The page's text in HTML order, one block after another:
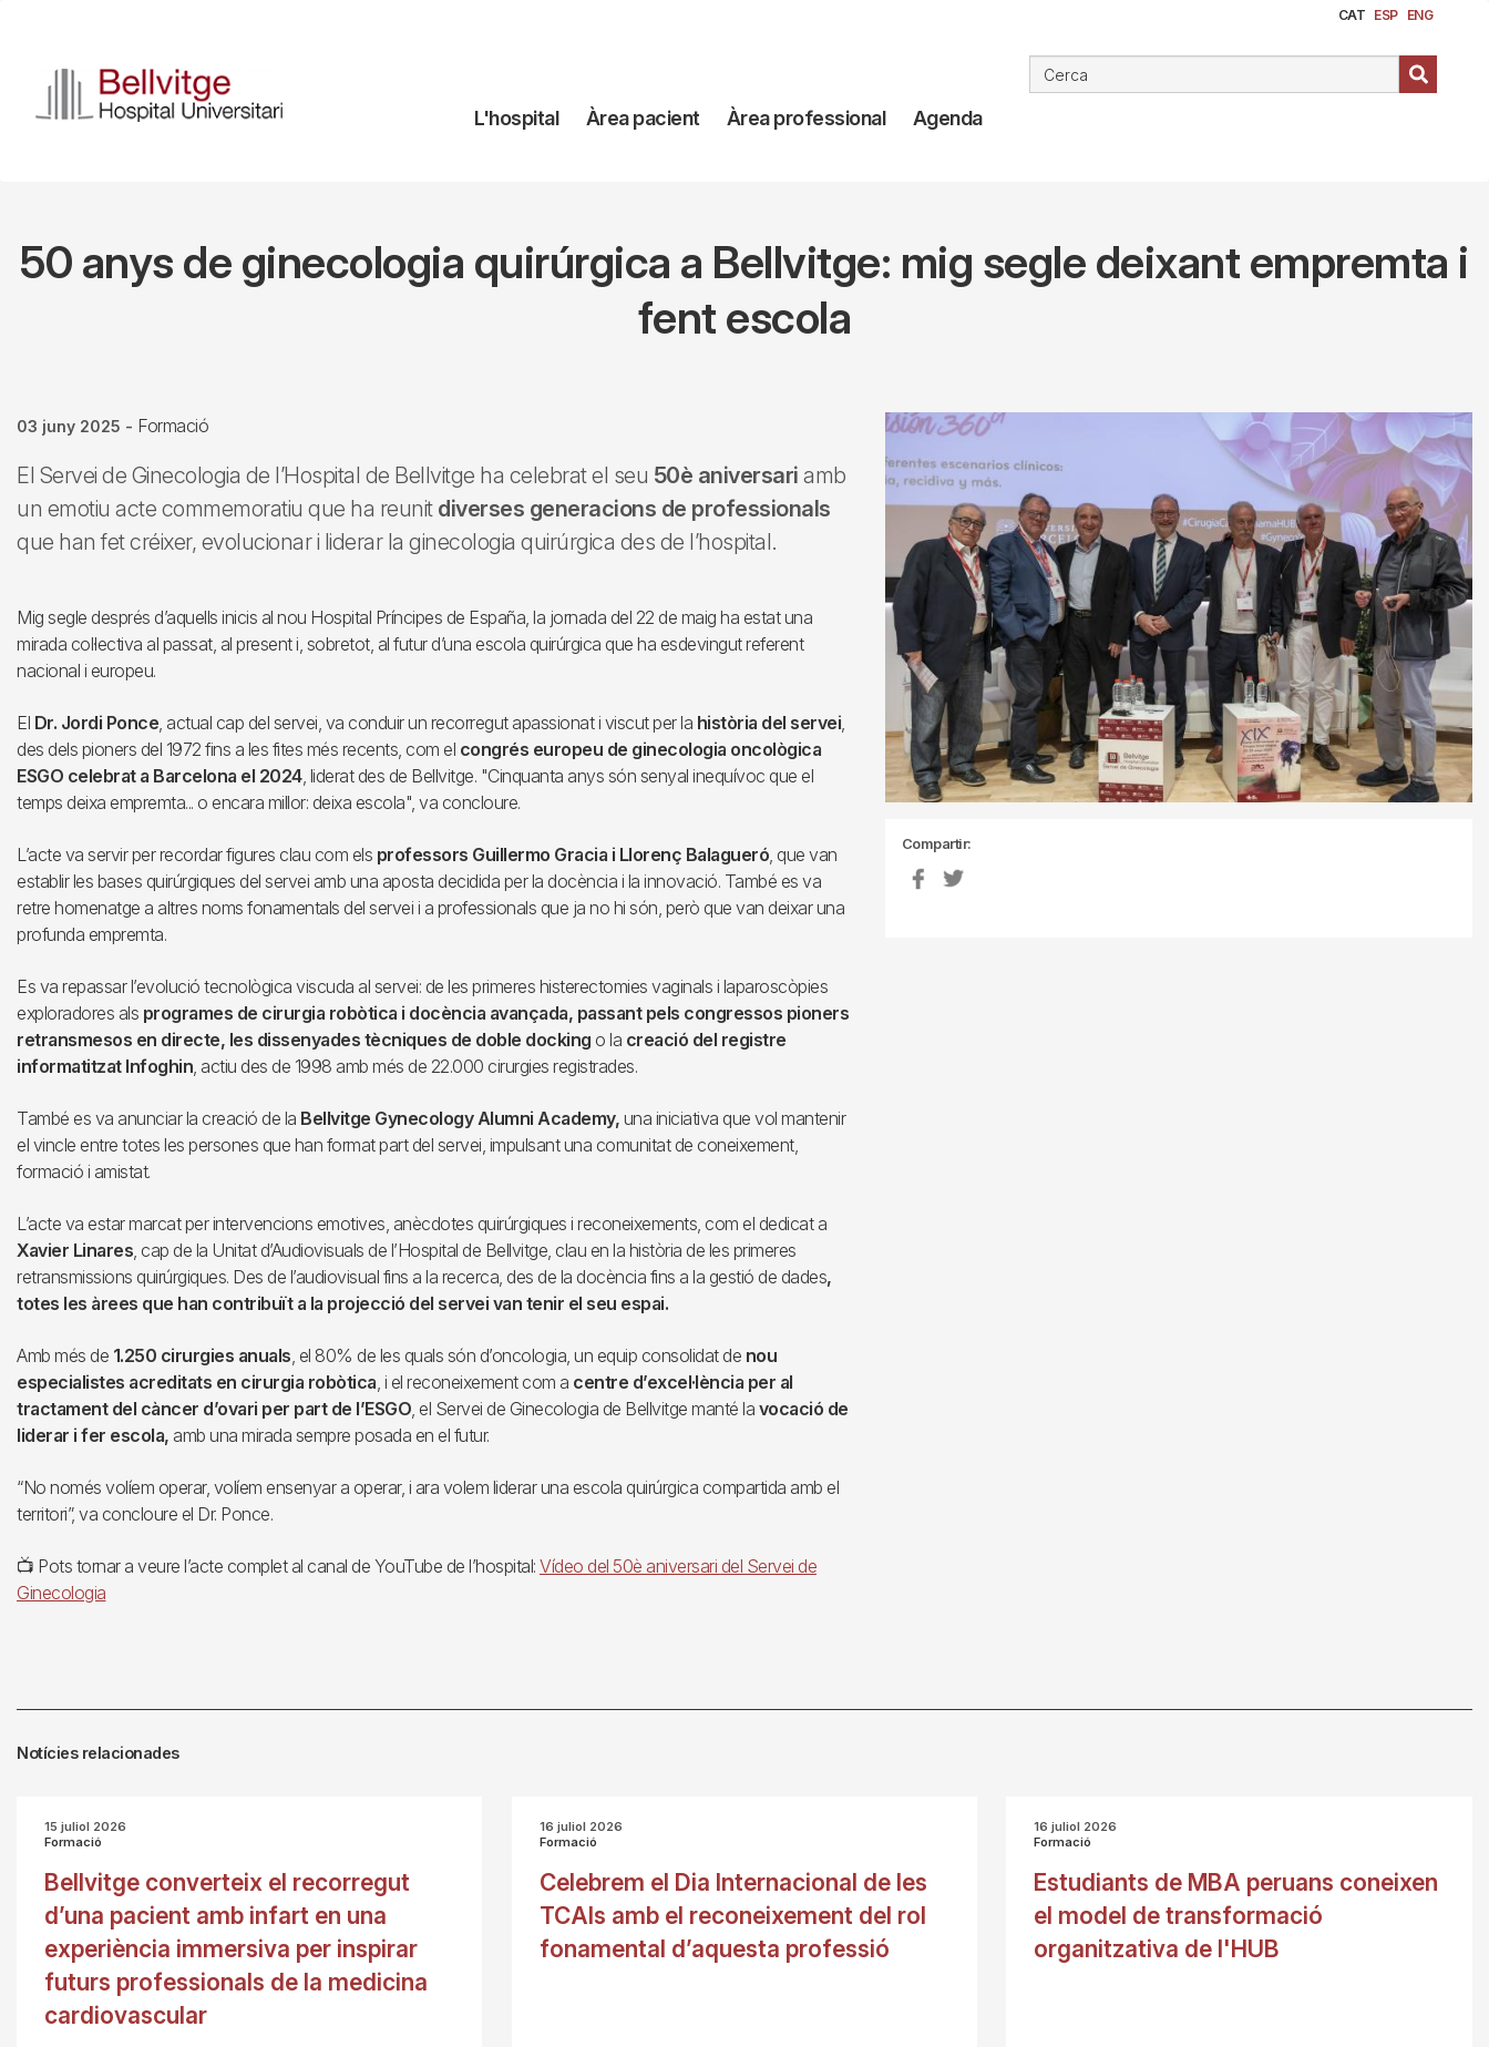
contingut
CAT ESP ENG
Navegación
L'hospital Àrea pacient Àrea professional Agenda
50 anys de ginecologia quirúrgica a Bellvitge: mig segle deixant empremta i
fent escola
03 juny 2025 - Formació
El Servei de Ginecologia de l’Hospital de Bellvitge ha celebrat el seu 50è aniversari amb
un emotiu acte commemoratiu que ha reunit diverses generacions de professionals
que han fet créixer, evolucionar i liderar la ginecologia quirúrgica des de l’hospital.
Mig segle després d’aquells inicis al nou Hospital Príncipes de España, la jornada del 22 de maig ha estat una
mirada col·lectiva al passat, al present i, sobretot, al futur d’una escola quirúrgica que ha esdevingut referent
nacional i europeu.
El Dr. Jordi Ponce, actual cap del servei, va conduir un recorregut apassionat i viscut per la història del servei,
des dels pioners del 1972 fins a les fites més recents, com el congrés europeu de ginecologia oncològica
ESGO celebrat a Barcelona el 2024, liderat des de Bellvitge. "Cinquanta anys són senyal inequívoc que el
temps deixa empremta... o encara millor: deixa escola", va concloure.
L’acte va servir per recordar figures clau com els professors Guillermo Gracia i Llorenç Balagueró, que van
establir les bases quirúrgiques del servei amb una aposta decidida per la docència i la innovació. També es va
retre homenatge a altres noms fonamentals del servei i a professionals que ja no hi són, però que van deixar una
profunda empremta.
Es va repassar l’evolució tecnològica viscuda al servei: de les primeres histerectomies vaginals i laparoscòpies
exploradores als programes de cirurgia robòtica i docència avançada, passant pels congressos pioners
retransmesos en directe, les dissenyades tècniques de doble docking o la creació del registre
informatitzat Infoghin, actiu des de 1998 amb més de 22.000 cirurgies registrades.
També es va anunciar la creació de la Bellvitge Gynecology Alumni Academy, una iniciativa que vol mantenir
el vincle entre totes les persones que han format part del servei, impulsant una comunitat de coneixement,
formació i amistat.
L’acte va estar marcat per intervencions emotives, anècdotes quirúrgiques i reconeixements, com el dedicat a
Xavier Linares, cap de la Unitat d’Audiovisuals de l’Hospital de Bellvitge, clau en la història de les primeres
retransmissions quirúrgiques. Des de l’audiovisual fins a la recerca, des de la docència fins a la gestió de dades,
totes les àrees que han contribuït a la projecció del servei van tenir el seu espai.
Amb més de 1.250 cirurgies anuals, el 80% de les quals són d’oncologia, un equip consolidat de nou
especialistes acreditats en cirurgia robòtica, i el reconeixement com a centre d’excel·lència per al
tractament del càncer d’ovari per part de l’ESGO, el Servei de Ginecologia de Bellvitge manté la vocació de
liderar i fer escola, amb una mirada sempre posada en el futur.
“No només volíem operar, volíem ensenyar a operar, i ara volem liderar una escola quirúrgica compartida amb el
territori”, va concloure el Dr. Ponce.
📺 Pots tornar a veure l’acte complet al canal de YouTube de l’hospital: Vídeo del 50è aniversari del Servei de
Ginecologia
Compartir:
Notícies relacionades
15 juliol 2026
Formació
Bellvitge converteix el recorregut
d’una pacient amb infart en una
experiència immersiva per inspirar
futurs professionals de la medicina
cardiovascular
16 juliol 2026
Formació
Celebrem el Dia Internacional de les
TCAIs amb el reconeixement del rol
fonamental d’aquesta professió
16 juliol 2026
Formació
Estudiants de MBA peruans coneixen
el model de transformació
organitzativa de l'HUB